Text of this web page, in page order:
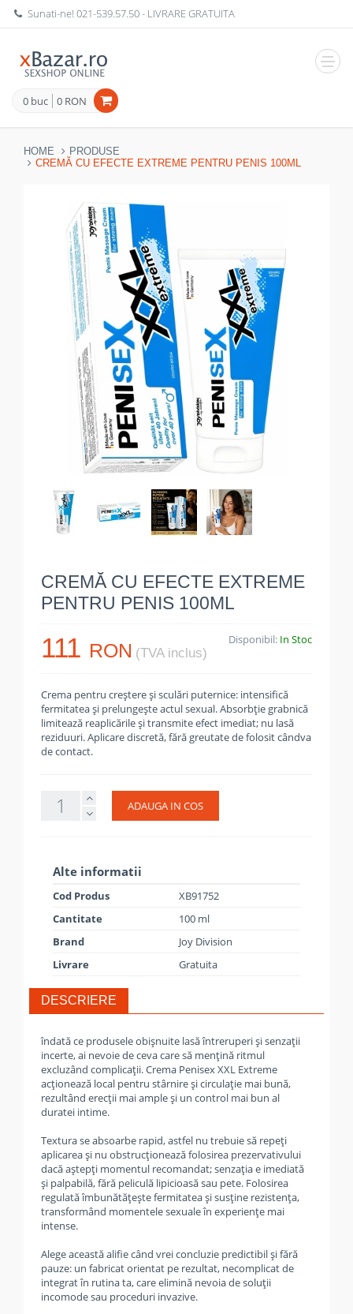
Sunati-ne!021-539.57.50- LIVRARE GRATUITA
0 buc 0 RON
HOME
PRODUSE
CREMĂ CU EFECTE EXTREME PENTRU PENIS 100ML
CREMĂ CU EFECTE EXTREME
PENTRU PENIS 100ML
111 RON (TVA inclus)
Disponibil: In Stoc
Crema pentru creștere și sculări puternice: intensifică
fermitatea și prelungește actul sexual. Absorbție grabnică
limitează reaplicările și transmite efect imediat; nu lasă
reziduuri. Aplicare discretă, fără greutate de folosit cândva
de contact.
ADAUGA IN COS
Alte informatii
Cod Produs
XB91752
Cantitate
100 ml
Brand
Joy Division
Livrare
Gratuita
DESCRIERE
îndată ce produsele obişnuite lasă întreruperi şi senzaţii
incerte, ai nevoie de ceva care să menţină ritmul
excluzând complicaţii. Crema Penisex XXL Extreme
acţionează local pentru stârnire şi circulaţie mai bună,
rezultând erecţii mai ample şi un control mai bun al
duratei intime.
Textura se absoarbe rapid, astfel nu trebuie să repeţi
aplicarea şi nu obstrucţionează folosirea prezervativului
dacă aştepţi momentul recomandat; senzaţia e imediată
şi palpabilă, fără peliculă lipicioasă sau pete. Folosirea
regulată îmbunătăţeşte fermitatea şi susţine rezistenţa,
transformând momentele sexuale în experienţe mai
intense.
Alege această alifie când vrei concluzie predictibil şi fără
pauze: un fabricat orientat pe rezultat, necomplicat de
integrat în rutina ta, care elimină nevoia de soluţii
incomode sau proceduri invazive.